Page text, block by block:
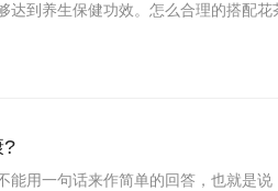
达到养生保健功效。怎么合理的搭配花
?
能用一句话来作简单的回答，也就是